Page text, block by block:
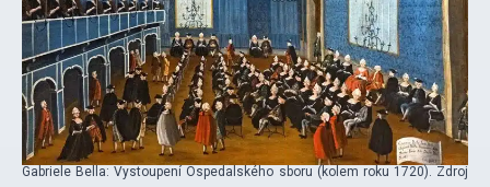
Gabriele Bella‎: Vystoupení Ospedalského sboru (kolem roku 1720). Zdroj